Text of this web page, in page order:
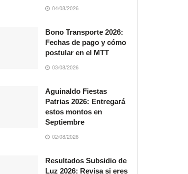
04/08/2026
Bono Transporte 2026:
Fechas de pago y cómo
postular en el MTT
03/08/2026
Aguinaldo Fiestas
Patrias 2026: Entregará
estos montos en
Septiembre
02/08/2026
Resultados Subsidio de
Luz 2026: Revisa si eres